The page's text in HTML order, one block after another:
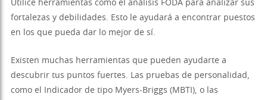
Utilice herramientas como el análisis FODA para analizar sus
fortalezas y debilidades. Esto le ayudará a encontrar puestos
en los que pueda dar lo mejor de sí.
Existen muchas herramientas que pueden ayudarte a
descubrir tus puntos fuertes. Las pruebas de personalidad,
como el Indicador de tipo Myers-Briggs (MBTI), o las